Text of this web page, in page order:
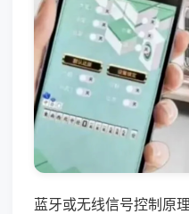
蓝牙或无线信号控制原